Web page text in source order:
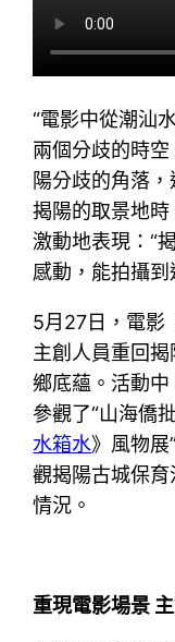
“電影中從潮汕
兩個分歧的時
陽分歧的角落
揭陽的取景地
激動地表現：“
感動，能拍攝
5月27日，電影
主創人員重回
鄉底蘊。活動
參觀了“山海僑
水箱水》風物展
觀揭陽古城保育
情況。
重現電影場景